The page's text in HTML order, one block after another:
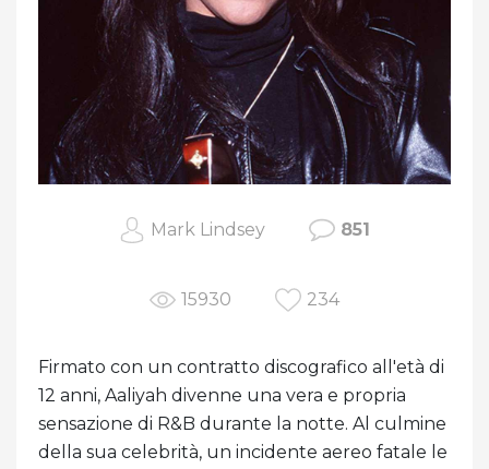
Mark Lindsey 851
15930 234
Firmato con un contratto discografico all'età di
12 anni, Aaliyah divenne una vera e propria
sensazione di R&B durante la notte. Al culmine
della sua celebrità, un incidente aereo fatale le